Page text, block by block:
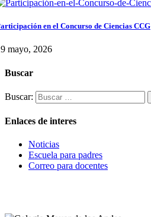
en el Concurso de Ciencias CCG
mayo, 2026
Buscar
Buscar:
Enlaces de interes
Noticias
Escuela para padres
Correo para docentes